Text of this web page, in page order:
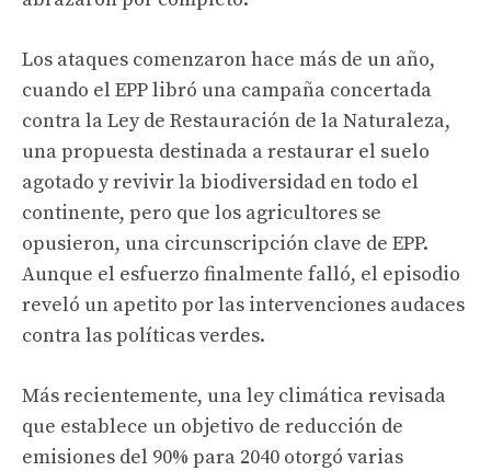
Los ataques comenzaron hace más de un año,
cuando el EPP libró una campaña concertada
contra la Ley de Restauración de la Naturaleza,
una propuesta destinada a restaurar el suelo
agotado y revivir la biodiversidad en todo el
continente, pero que los agricultores se
opusieron, una circunscripción clave de EPP.
Aunque el esfuerzo finalmente falló, el episodio
reveló un apetito por las intervenciones audaces
contra las políticas verdes.
Más recientemente, una ley climática revisada
que establece un objetivo de reducción de
emisiones del 90% para 2040 otorgó varias